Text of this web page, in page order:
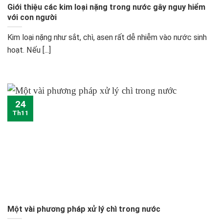
Giới thiệu các kim loại nặng trong nước gây nguy hiểm
với con người
Kim loại nặng như sắt, chì, asen rất dễ nhiễm vào nước sinh
hoạt. Nếu [...]
Một vài phương pháp xử lý chì trong nước
24
Th11